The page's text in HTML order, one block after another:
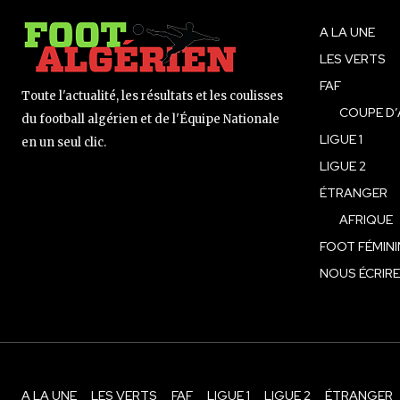
Toute l'actualité, les résultats et les coulisses
du football algérien et de l'Équipe Nationale
en un seul clic.
A LA UNE
LES VERTS
FAF
COUPE
LIGUE 1
LIGUE 2
ÉTRANGER
AFRIQUE
FOOT
NOUS ÉCRIRE
A LA UNE LES VERTS FAF LIGUE 1 LIGUE 2 ÉTRANGER